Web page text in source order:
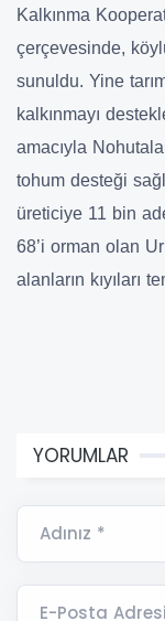
Kalkınma
çerçevesinde,
sunuldu. Yine
kalkınmayı
amacıyla
tohum desteği
üreticiye 11 bin
68’i orman olan
alanların kıyıları
YORUMLAR
Adınız *
E-Posta